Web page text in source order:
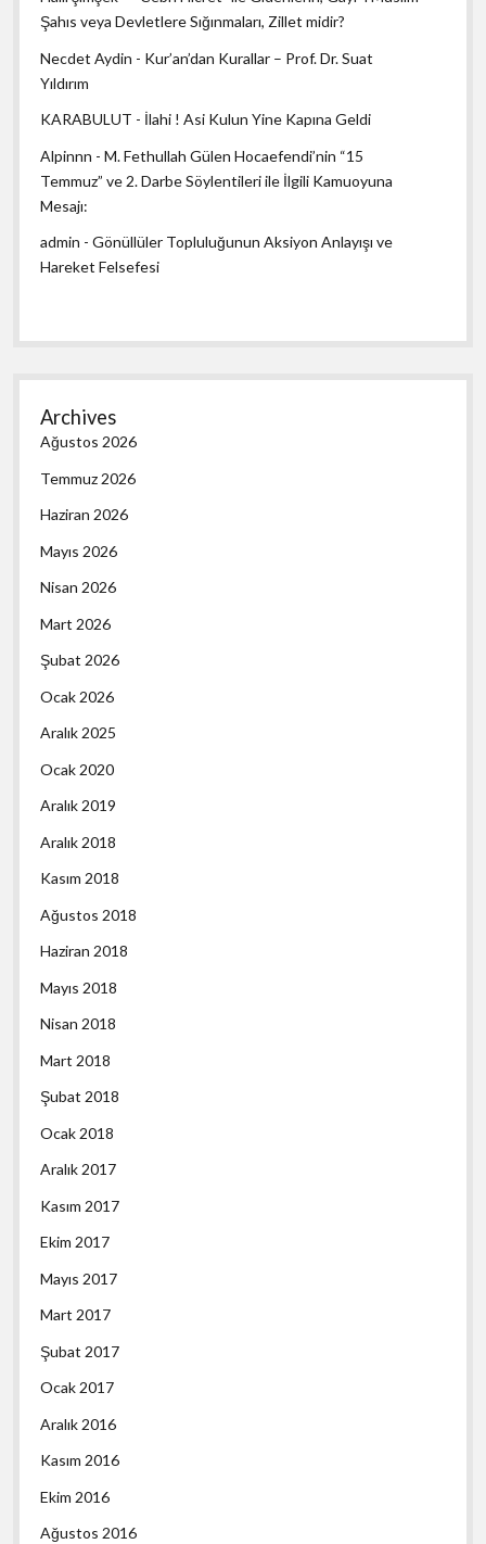
Şahıs veya Devletlere Sığınmaları, Zillet midir?
Necdet Aydin - Kur’an’dan Kurallar – Prof. Dr. Suat
Yıldırım
KARABULUT - İlahi ! Asi Kulun Yine Kapına Geldi
Alpinnn -M. Fethullah Gülen Hocaefendi’nin “15
Temmuz” ve 2. Darbe Söylentileri ile İlgili Kamuoyuna
Mesajı:
admin -Gönüllüler Topluluğunun Aksiyon Anlayışı ve
Hareket Felsefesi
Archives
Ağustos 2026
Temmuz 2026
Haziran 2026
Mayıs 2026
Nisan 2026
Mart 2026
Şubat 2026
Ocak 2026
Aralık 2025
Ocak 2020
Aralık 2019
Aralık 2018
Kasım 2018
Ağustos 2018
Haziran 2018
Mayıs 2018
Nisan 2018
Mart 2018
Şubat 2018
Ocak 2018
Aralık 2017
Kasım 2017
Ekim 2017
Mayıs 2017
Mart 2017
Şubat 2017
Ocak 2017
Aralık 2016
Kasım 2016
Ekim 2016
Ağustos 2016